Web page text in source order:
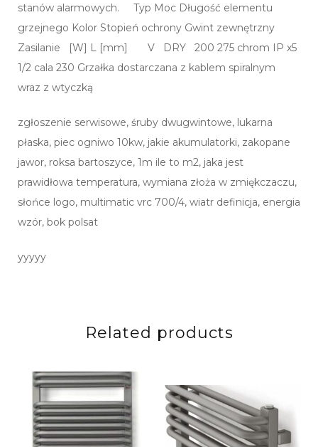
stanów alarmowych. Typ Moc Długość elementu
grzejnego Kolor Stopień ochrony Gwint zewnętrzny
Zasilanie [W] L [mm] V DRY 200 275 chrom IP x5
1/2 cala 230 Grzałka dostarczana z kablem spiralnym
wraz z wtyczką
zgłoszenie serwisowe, śruby dwugwintowe, lukarna
płaska, piec ogniwo 10kw, jakie akumulatorki, zakopane
jawor, roksa bartoszyce, 1m ile to m2, jaka jest
prawidłowa temperatura, wymiana złoża w zmiękczaczu,
słońce logo, multimatic vrc 700/4, wiatr definicja, energia
wzór, bok polsat
yyyyy
Related products